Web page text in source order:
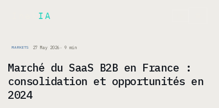
IA
MARKETS 27 May 2026 · 9 min
Marché du SaaS B2B en France :
consolidation et opportunités en
2024